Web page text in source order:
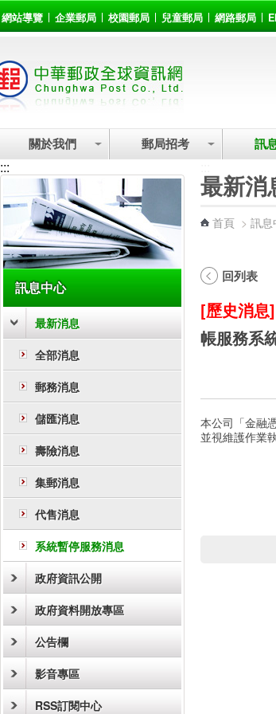
網站導覽 企業郵局 校園郵局 兒童郵局 網路郵局
關於我們 郵局招考 訊
:::
訊息中心
最新消息
全部消息
郵務消息
儲匯消息
壽險消息
集郵消息
代售消息
系統暫停服務消息
政府資訊公開
政府資料開放專區
公告欄
影音專區
RSS訂閱中心
最新消
首頁 > 訊息
回列表
[歷史消息]
帳服務系
本公司「金融
並視維護作業